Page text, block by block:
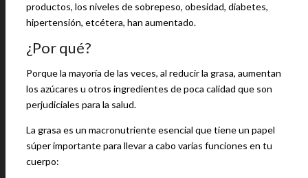
productos, los niveles de sobrepeso, obesidad, diabetes,
hipertensión, etcétera, han aumentado.
¿Por qué?
Porque la mayoría de las veces, al reducir la grasa, aumentan
los azúcares u otros ingredientes de poca calidad que son
perjudiciales para la salud.
La grasa es un macronutriente esencial que tiene un papel
súper importante para llevar a cabo varias funciones en tu
cuerpo: